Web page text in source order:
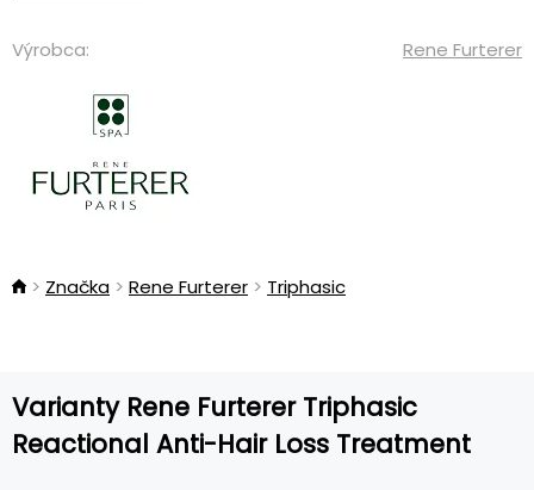
Výrobca: Rene Furterer
Značka Rene Furterer Triphasic
Varianty Rene Furterer Triphasic
Reactional Anti-Hair Loss Treatment